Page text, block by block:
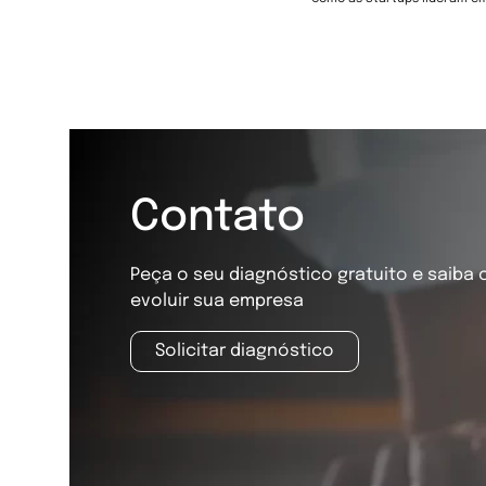
Contato
Peça o seu diagnóstico gratuito e saiba
evoluir sua empresa
Solicitar diagnóstico